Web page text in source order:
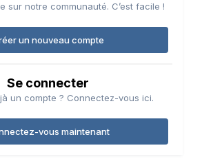
sur notre communauté. C’est facile !
un nouveau compte
Se connecter
un compte ? Connectez-vous ici.
vous maintenant